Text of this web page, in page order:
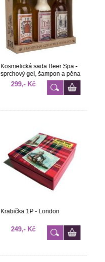
Kosmetická sada Beer Spa -
sprchový gel, šampon a pěna
299,- Kč
Krabička 1P - London
249,- Kč